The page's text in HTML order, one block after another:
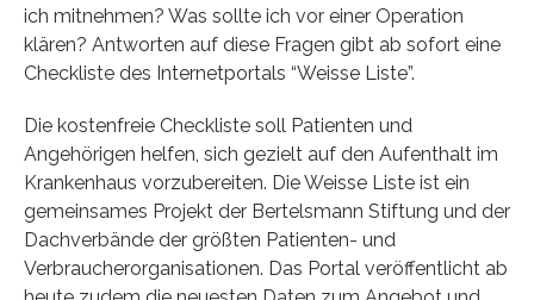
ich mitnehmen? Was sollte ich vor einer Operation
klären? Antworten auf diese Fragen gibt ab sofort eine
Checkliste des Internetportals “Weisse Liste”.
Die kostenfreie Checkliste soll Patienten und
Angehörigen helfen, sich gezielt auf den Aufenthalt im
Krankenhaus vorzubereiten. Die Weisse Liste ist ein
gemeinsames Projekt der Bertelsmann Stiftung und der
Dachverbände der größten Patienten- und
Verbraucherorganisationen. Das Portal veröffentlicht ab